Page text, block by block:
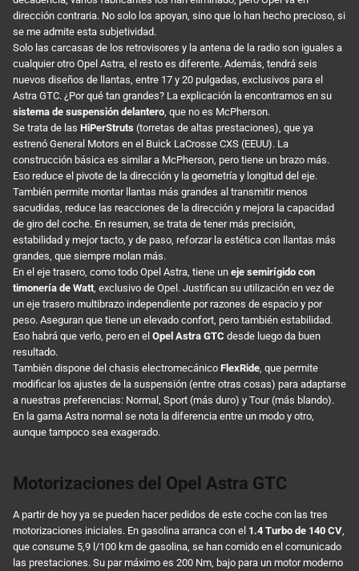
dirección contraria. No solo los apoyan, sino que lo han hecho precioso, si
se me admite esta subjetividad.
Solo las carcasas de los retrovisores y la antena de la radio son iguales a
cualquier otro Opel Astra, el resto es diferente. Además, tendrá seis
nuevos diseños de llantas, entre 17 y 20 pulgadas, exclusivos para el
Astra GTC. ¿Por qué tan grandes? La explicación la encontramos en su
sistema de suspensión delantero, que no es McPherson.
Se trata de las HiPerStruts (torretas de altas prestaciones), que ya
estrenó General Motors en el Buick LaCrosse CXS (EEUU). La
construcción básica es similar a McPherson, pero tiene un brazo más.
Eso reduce el pivote de la dirección y la geometría y longitud del eje.
También permite montar llantas más grandes al transmitir menos
sacudidas, reduce las reacciones de la dirección y mejora la capacidad
de giro del coche. En resumen, se trata de tener más precisión,
estabilidad y mejor tacto, y de paso, reforzar la estética con llantas más
grandes, que siempre molan más.
En el eje trasero, como todo Opel Astra, tiene un eje semirígido con
timonería de Watt, exclusivo de Opel. Justifican su utilización en vez de
un eje trasero multibrazo independiente por razones de espacio y por
peso. Aseguran que tiene un elevado confort, pero también estabilidad.
Eso habrá que verlo, pero en el Opel Astra GTC desde luego da buen
resultado.
También dispone del chasis electromecánico FlexRide, que permite
modificar los ajustes de la suspensión (entre otras cosas) para adaptarse
a nuestras preferencias: Normal, Sport (más duro) y Tour (más blando).
En la gama Astra normal se nota la diferencia entre un modo y otro,
aunque tampoco sea exagerado.
Motorizaciones del Opel Astra GTC
A partir de hoy ya se pueden hacer pedidos de este coche con las tres
motorizaciones iniciales. En gasolina arranca con el 1.4 Turbo de 140 CV
que consume 5,9 l/100 km de gasolina, se han comido en el comunicado
las prestaciones. Su par máximo es 200 Nm, bajo para un motor moderno